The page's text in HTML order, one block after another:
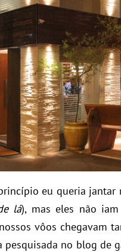
eu queria jantar
lá), mas eles não
vôos chegavam
pesquisada no blog de